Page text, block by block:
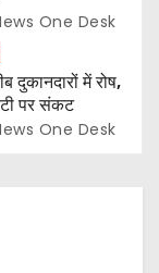
One Desk
दुकानदारों में रोष,
पर संकट
One Desk